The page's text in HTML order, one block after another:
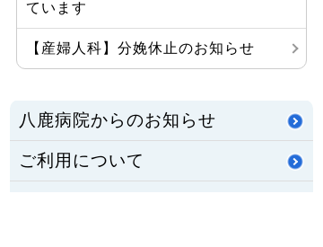
ています
【産婦人科】分娩休止のお知らせ
八鹿病院からのお知らせ
ご利用について